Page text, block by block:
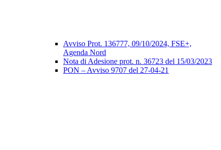
Avviso Prot. 136777, 09/10/2024, FSE+,
Agenda Nord
Nota di Adesione prot. n. 36723 del 15/03/2023
PON – Avviso 9707 del 27-04-21